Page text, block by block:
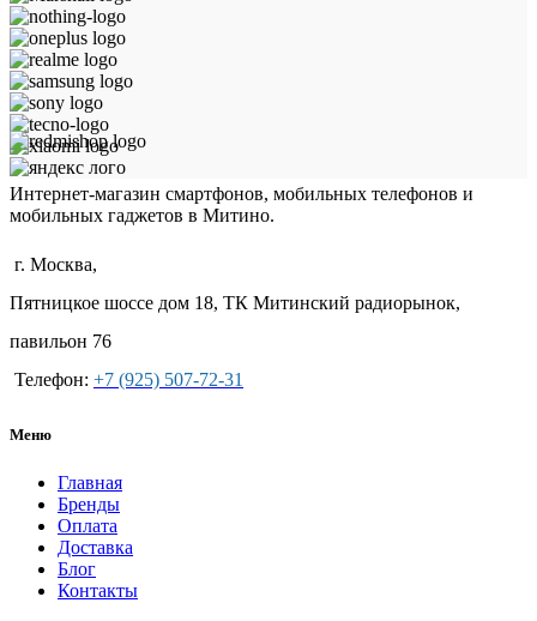
Интернет-магазин смартфонов, мобильных телефонов и
мобильных гаджетов в Митино.
г. Москва,
Пятницкое шоссе дом 18, ТК Митинский радиорынок,
павильон 76
Телефон: +7 (925) 507-72-31
Меню
Главная
Бренды
Оплата
Доставка
Блог
Контакты